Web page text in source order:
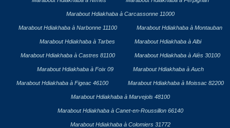
Marabout Hdiakhaba à Carcassonne 11000
Marabout Hdiakhaba à Narbonne 11100 Marabout Hdiakhaba à Montauban
Marabout Hdiakhaba à Tarbes Marabout Hdiakhaba à Albi
Marabout Hdiakhaba à Castres 81100 Marabout Hdiakhaba à Alès 30100
Marabout Hdiakhaba à Foix 09 Marabout Hdiakhaba à Auch
Marabout Hdiakhaba à Figeac 46100 Marabout Hdiakhaba à Moissac 82200
Marabout Hdiakhaba à Marvejols 48100
Marabout Hdiakhaba à Canet-en-Roussillon 66140
Marabout Hdiakhaba à Colomiers 31772